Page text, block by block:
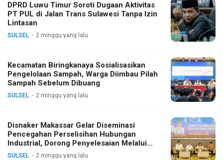
DPRD Luwu Timur Soroti Dugaan Aktivitas
PT PUL di Jalan Trans Sulawesi Tanpa Izin
Lintasan
SULSEL 2 minggu yang lalu
Kecamatan Biringkanaya Sosialisasikan
Pengelolaan Sampah, Warga Diimbau Pilah
Sampah Sebelum Dibuang
SULSEL 2 minggu yang lalu
Disnaker Makassar Gelar Diseminasi
Pencegahan Perselisihan Hubungan
Industrial, Dorong Penyelesaian Melalui
Dialog
SULSEL 2 minggu yang lalu